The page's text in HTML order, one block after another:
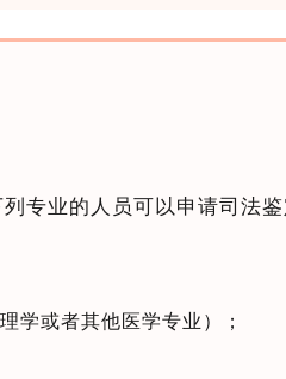
专业的人员可以申请司法鉴
学或者其他医学专业）；